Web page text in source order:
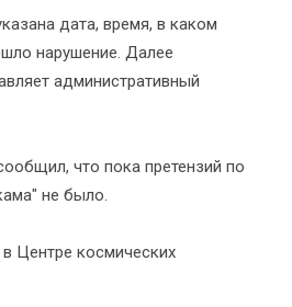
дата, время, в каком
нарушение. Далее
административный
что пока претензий по
не было.
Центре космических